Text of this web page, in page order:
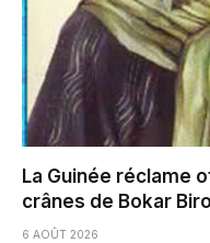
La Guinée réclame
crânes de Bokar
6 AOÛT 2026